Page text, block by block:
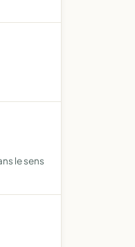
le sens